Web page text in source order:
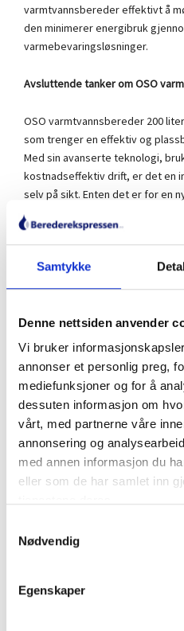
Samtykke
Denne nettsiden anvender
Vi bruker
annonser et personlig preg,
mediefunksjoner og for å
dessuten informasjon om
vårt, med partnerne våre
annonsering og
med annen informasjon du
eller som de har samlet inn
Nødvendig
Egenskaper
varmtvannsbereder effektivt å
den minimerer energibruk
varmebevaringsløsninger.
Avsluttende tanker om OSO
OSO varmtvannsbereder 200
som trenger en effektiv og
Med sin avanserte teknologi,
kostnadseffektiv drift, er det en
selv på sikt. Enten det er for en
eldre bereder, kan OSO-
varmeforsyningen det trenger
plass eller økonomi. Utforskvår
tilgjengelige alternativene og
løsningen for ditt hjem.
More by
0 0
Comments (0)